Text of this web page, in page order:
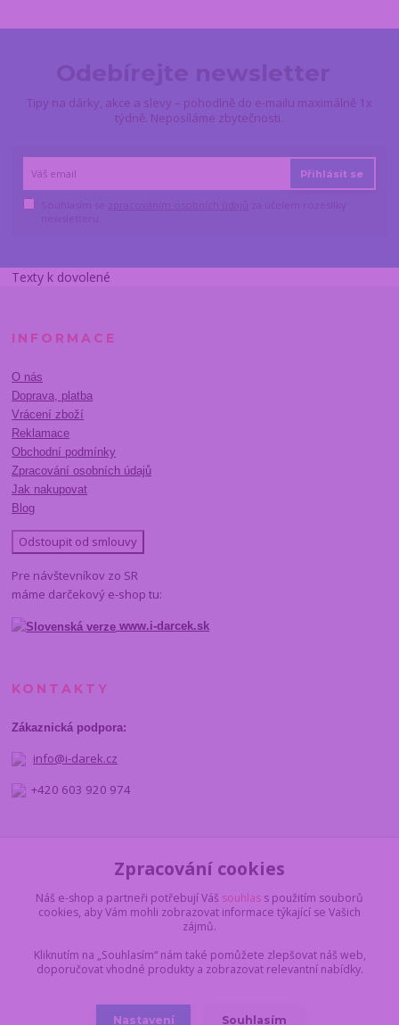
Tipy na dárky, akce a slevy – pohodlně do e-mailu maximálně 1x
týdně. Neposíláme zbytečnosti.
Přihlásit se
Texty k dovolené
INFORMACE
O nás
Doprava, platba
Vrácení zboží
Reklamace
Obchodní podmínky
Zpracování osobních údajů
Jak nakupovat
Blog
Odstoupit od smlouvy
Pre návštevníkov zo SR
máme darčekový e-shop tu:
www.i-darcek.sk
KONTAKTY
Zákaznická podpora:
info@i-darek.cz
+420 603 920 974
Zpracování cookies
Náš e-shop a partneři potřebují Váš souhlas s použitím souborů
cookies, aby Vám mohli zobrazovat informace týkající se Vašich
zájmů.
Kliknutím na „Souhlasím“ nám také pomůžete zlepšovat náš web,
doporučovat vhodné produkty a zobrazovat relevantní nabídky.
Nastavení Souhlasím